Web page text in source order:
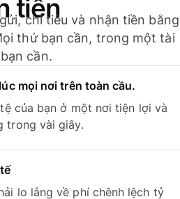
tiền
chi tiêu và nhận tiền bằng
thứ bạn cần, trong một tài
cần.
mọi nơi trên toàn cầu.
của bạn ở một nơi tiện lợi và
trong vài giây.
lo lắng về phí chênh lệch tỷ